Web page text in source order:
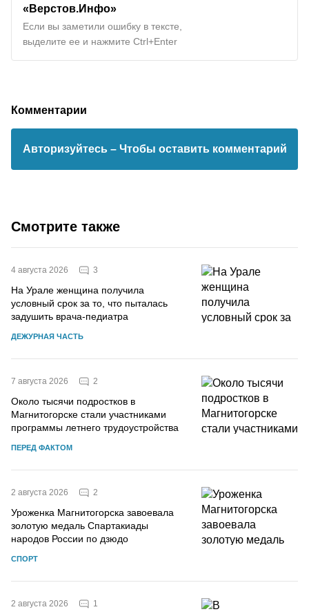
«Верстов.Инфо»
Если вы заметили ошибку в тексте,
выделите ее и нажмите Ctrl+Enter
Комментарии
Авторизуйтесь – Чтобы оставить комментарий
Смотрите также
4 августа 2026 3
На Урале женщина получила
условный срок за то, что пыталась
задушить врача-педиатра
ДЕЖУРНАЯ ЧАСТЬ
7 августа 2026 2
Около тысячи подростков в
Магнитогорске стали участниками
программы летнего трудоустройства
ПЕРЕД ФАКТОМ
2 августа 2026 2
Уроженка Магнитогорска завоевала
золотую медаль Спартакиады
народов России по дзюдо
СПОРТ
2 августа 2026 1